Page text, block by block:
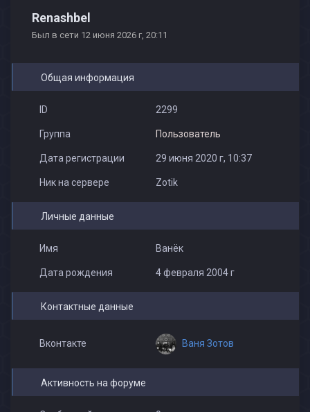
Renashbel
Был в сети 12 июня 2026 г, 20:11
Общая информация
ID 2299
Группа Пользователь
Дата регистрации 29 июня 2020 г, 10:37
Ник на сервере Zotik
Личные данные
Имя Ванёк
Дата рождения 4 февраля 2004 г
Контактные данные
Вконтакте Ваня Зотов
Активность на форуме